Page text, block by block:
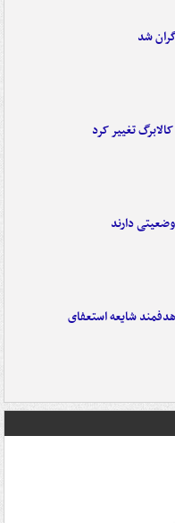
شد
تغییر کرد
دارند
شایعه استعفای